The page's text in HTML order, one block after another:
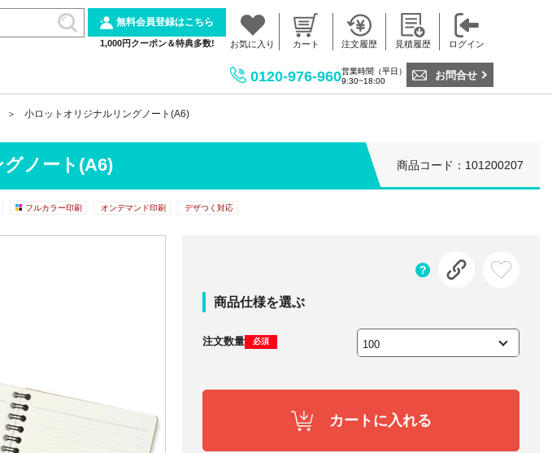
無料会員登録はこちら
1,000円クーポン＆特典多数! お気に入り カート 注文履歴 見積履歴 ログイン
0120-976-960営業時間（平日）
9:30~18:00
お問合せ
小ロットオリジナルリングノート(A6)
ノート(A6) 商品コード：101200207
フルカラー印刷 オンデマンド印刷 デザつく対応
商品仕様を選ぶ
注文数量 必須
カートに入れる